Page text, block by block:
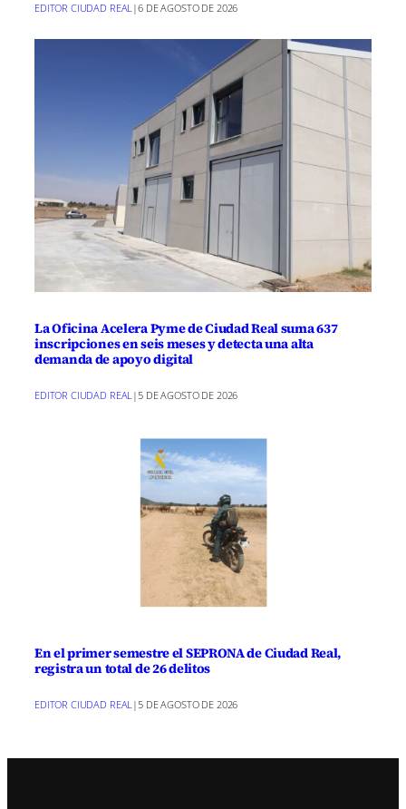
EDITOR CIUDAD REAL|6 DE AGOSTO DE 2026
La Oficina Acelera Pyme de Ciudad Real suma 637
inscripciones en seis meses y detecta una alta
demanda de apoyo digital
EDITOR CIUDAD REAL|5 DE AGOSTO DE 2026
En el primer semestre el SEPRONA de Ciudad Real,
registra un total de 26 delitos
EDITOR CIUDAD REAL | 5 DE AGOSTO DE 2026